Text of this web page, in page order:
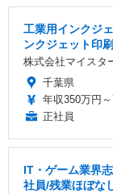
工業用インクジ
ンクジェット印
株式会社マイスタ
千葉県
年収350万円
正社員
IT・ゲーム業界
社員/残業ほぼな